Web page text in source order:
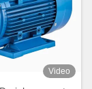
Video